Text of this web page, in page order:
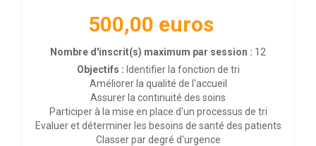
500,00 euros
Nombre d'inscrit(s) maximum par session : 12
Objectifs : Identifier la fonction de tri
Améliorer la qualité de l'accueil
Assurer la continuité des soins
Participer à la mise en place d'un processus de tri
Evaluer et déterminer les besoins de santé des patients
Classer par degré d'urgence